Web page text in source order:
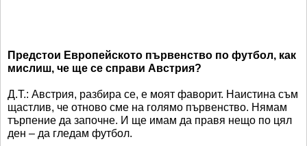
Предстои Европейското първенство по футбол, как
мислиш, че ще се справи Австрия?
Д.Т.: Австрия, разбира се, е моят фаворит. Наистина съм
щастлив, че отново сме на голямо първенство. Нямам
търпение да започне. И ще имам да правя нещо по цял
ден – да гледам футбол.